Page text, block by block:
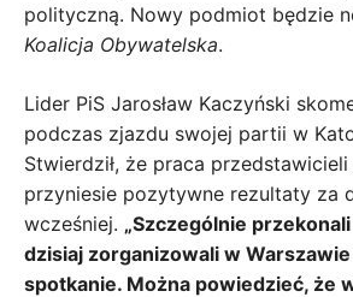
polityczną. Nowy podmiot będzie
Koalicja Obywatelska.
Lider PiS Jarosław Kaczyński
podczas zjazdu swojej partii w
Stwierdził, że praca
przyniesie pozytywne rezultaty za
wcześniej. „Szczególnie
dzisiaj zorganizowali w
spotkanie. Można powiedzieć, że